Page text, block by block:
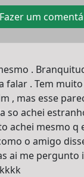
Fazer um
.
falar . Tem
, mas esse
so achei
achei mesmo q
o amigo
ai me pergunto